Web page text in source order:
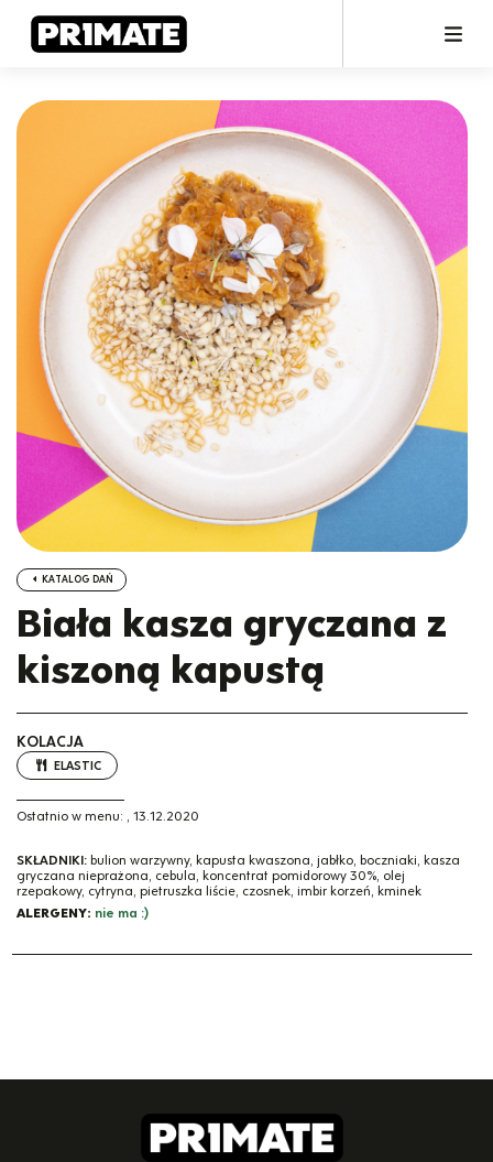
KATALOG DAŃ
Biała kasza gryczana z
kiszoną kapustą
KOLACJA
ELASTIC
Ostatnio w menu: , 13.12.2020
SKŁADNIKI: bulion warzywny, kapusta kwaszona, jabłko, boczniaki, kasza
gryczana nieprażona, cebula, koncentrat pomidorowy 30%, olej
rzepakowy, cytryna, pietruszka liście, czosnek, imbir korzeń, kminek
ALERGENY: nie ma :)